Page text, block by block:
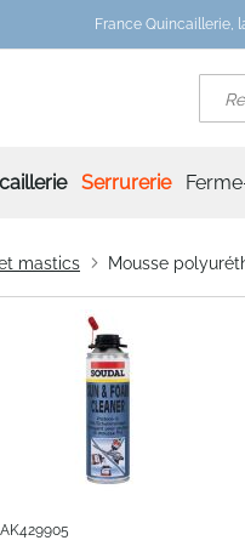
France Quincaillerie,
Serrurerie
mastics Mousse